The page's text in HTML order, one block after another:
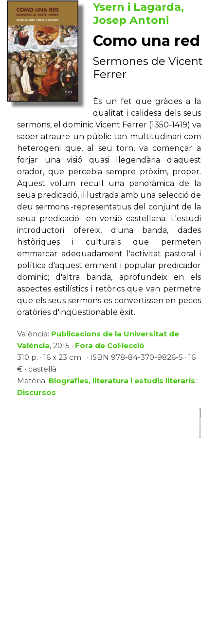
Ysern i Lagarda,
Josep Antoni
Como una red
Sermones de Vicent
Ferrer
És un fet que gràcies a la
qualitat i calidesa dels seus
sermons, el dominic Vicent Ferrer (1350-1419) va
saber atraure un públic tan multitudinari com
heterogeni que, al seu torn, va començar a
forjar una visió quasi llegendària d'aquest
orador, que percebia sempre pròxim, proper.
Aquest volum recull una panoràmica de la
seua predicació, il·lustrada amb una selecció de
deu sermons -representatius del conjunt de la
seua predicació- en versió castellana. L'estudi
introductori ofereix, d'una banda, dades
històriques i culturals que permeten
emmarcar adequadament l'activitat pastoral i
política d'aquest eminent i popular predicador
dominic; d'altra banda, aprofundeix en els
aspectes estilístics i retòrics que van permetre
que els seus sermons es convertissen en peces
oratòries d'inqüestionable èxit.
València: Publicacions de la Universitat de
València, 2015 · Fora de Col·lecció
310 p. · 16 x 23 cm · · ISBN 978-84-370-9826-5 · 16
€ · castellà
Matèria: Biografies, literatura i estudis literaris :
Discursos